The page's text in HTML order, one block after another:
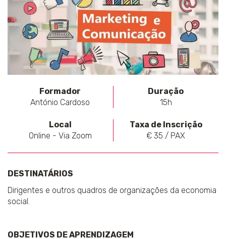
Formador
António Cardoso
Duração
15h
Local
Online - Via Zoom
Taxa de Inscrição
€ 35 / PAX
DESTINATÁRIOS
Dirigentes e outros quadros de organizações da economia
social.
OBJETIVOS DE APRENDIZAGEM